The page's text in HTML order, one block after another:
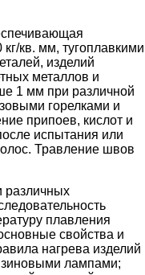
кв. мм, тугоплавкими
изделий
металлов и
1 мм при различной
горелками и
припоев, кислот и
испытания или
Травление швов
различных
плавления
свойства и
нагрева изделий
лампами;